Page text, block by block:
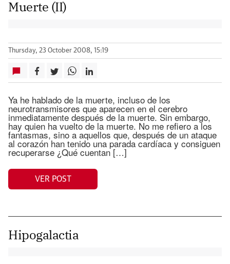
Muerte (II)
Thursday, 23 October 2008, 15:19
Ya he hablado de la muerte, incluso de los
neurotransmisores que aparecen en el cerebro
inmediatamente después de la muerte. Sin embargo,
hay quien ha vuelto de la muerte. No me refiero a los
fantasmas, sino a aquellos que, después de un ataque
al corazón han tenido una parada cardíaca y consiguen
recuperarse ¿Qué cuentan […]
VER POST
Hipogalactia